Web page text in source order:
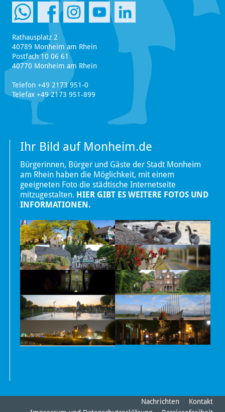
Rathausplatz 2
40789 Monheim am Rhein
Postfach 10 06 61
40770 Monheim am Rhein
Telefon +49 2173 951-0
Telefax +49 2173 951-899
Ihr Bild auf Monheim.de
Bürgerinnen, Bürger und Gäste der Stadt Monheim
am Rhein haben die Möglichkeit, mit einem
geeigneten Foto die städtische Internetseite
mitzugestalten. HIER GIBT ES WEITERE FOTOS UND
INFORMATIONEN.
Nachrichten
Kontakt